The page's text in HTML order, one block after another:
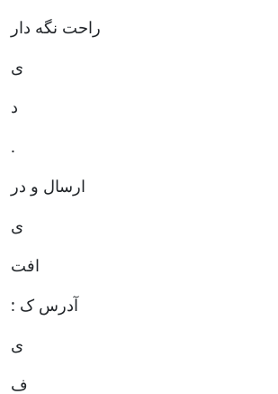
راحت نگه دار
ی
د
.
ارسال و در
ی
افت
: آدرس ک
ی
ف